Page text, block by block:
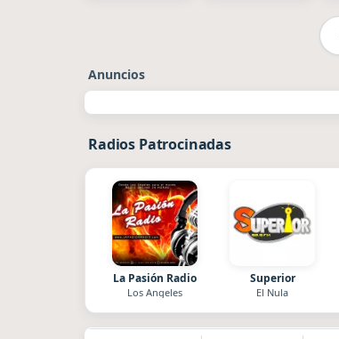
Anuncios
Radios Patrocinadas
La Pasión Radio
Los Angeles
Superior
El Nula